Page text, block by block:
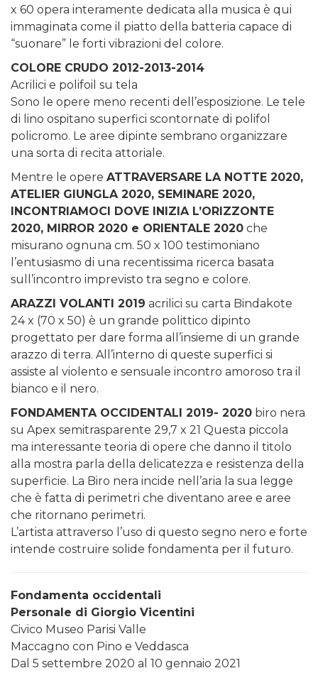
x 60 opera interamente dedicata alla musica è qui
immaginata come il piatto della batteria capace di
“suonare” le forti vibrazioni del colore.
COLORE CRUDO 2012-2013-2014
Acrilici e polifoil su tela
Sono le opere meno recenti dell’esposizione. Le tele
di lino ospitano superfici scontornate di polifol
policromo. Le aree dipinte sembrano organizzare
una sorta di recita attoriale.
Mentre le opere ATTRAVERSARE LA NOTTE 2020,
ATELIER GIUNGLA 2020, SEMINARE 2020,
INCONTRIAMOCI DOVE INIZIA L’ORIZZONTE
2020, MIRROR 2020 e ORIENTALE 2020 che
misurano ognuna cm. 50 x 100 testimoniano
l’entusiasmo di una recentissima ricerca basata
sull’incontro imprevisto tra segno e colore.
ARAZZI VOLANTI 2019 acrilici su carta Bindakote
24 x (70 x 50) è un grande polittico dipinto
progettato per dare forma all’insieme di un grande
arazzo di terra. All’interno di queste superfici si
assiste al violento e sensuale incontro amoroso tra il
bianco e il nero.
FONDAMENTA OCCIDENTALI 2019- 2020 biro nera
su Apex semitrasparente 29,7 x 21 Questa piccola
ma interessante teoria di opere che danno il titolo
alla mostra parla della delicatezza e resistenza della
superficie. La Biro nera incide nell’aria la sua legge
che è fatta di perimetri che diventano aree e aree
che ritornano perimetri.
L’artista attraverso l’uso di questo segno nero e forte
intende costruire solide fondamenta per il futuro.
Fondamenta occidentali
Personale di Giorgio Vicentini
Civico Museo Parisi Valle
Maccagno con Pino e Veddasca
Dal 5 settembre 2020 al 10 gennaio 2021